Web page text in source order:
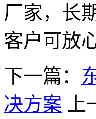
厂家，长
客户可放
下一篇：
决方案 上